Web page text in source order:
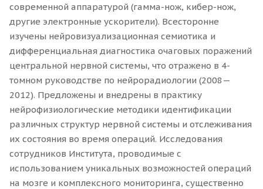
современной аппаратурой (гамма-нож, кибер-нож,
другие электронные ускорители). Всесторонне
изучены нейровизуализационная семиотика и
дифференциальная диагностика очаговых поражений
центральной нервной системы, что отражено в 4-
томном руководстве по нейрорадиологии (2008—
2012). Предложены и внедрены в практику
нейрофизиологические методики идентификации
различных структур нервной системы и отслеживания
их состояния во время операций. Исследования
сотрудников Института, проводимые с
использованием уникальных возможностей операций
на мозге и комплексного мониторинга, существенно